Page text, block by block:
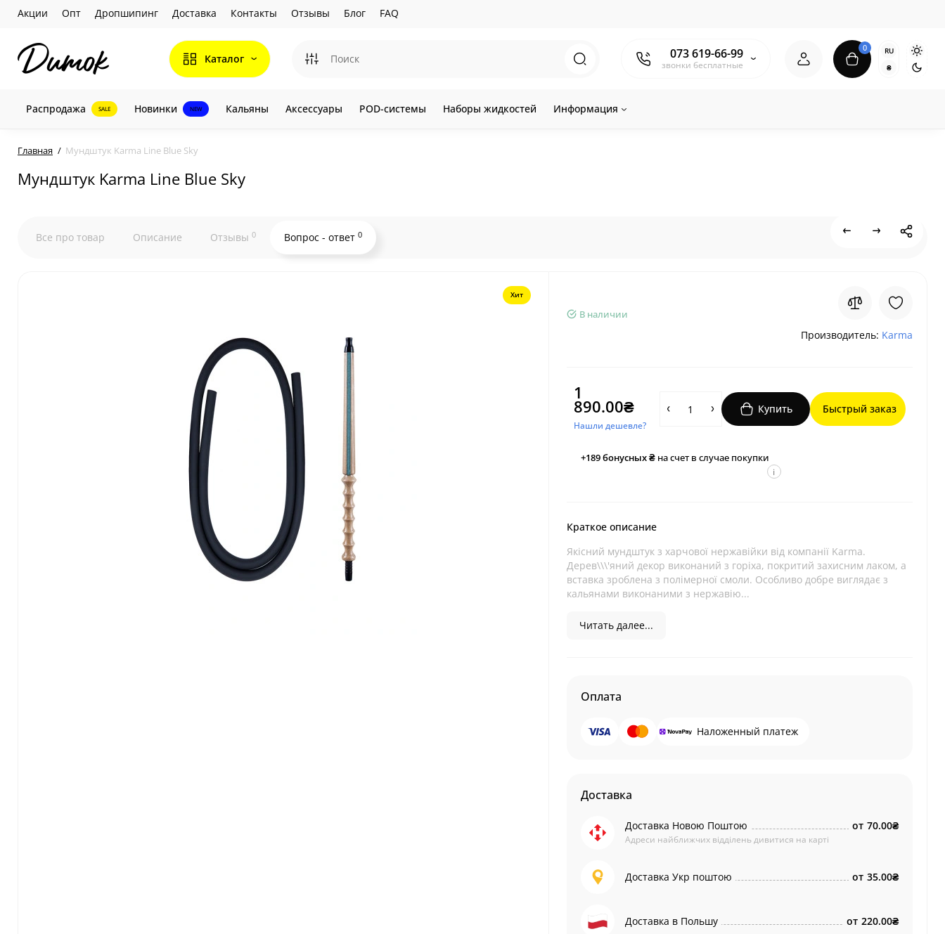
Акции Опт Дропшипинг Доставка Контакты Отзывы Блог FAQ
Каталог 073 619-66-99
звонки бесплатные
0
RU
₴
Распродажа SALE Новинки NEW Кальяны Аксессуары POD-системы Наборы жидкостей Информация
Главная Мундштук Karma Line Blue Sky
Мундштук Karma Line Blue Sky
Все про товар Описание Отзывы 0 Вопрос - ответ 0
Хит
В наличии
Производитель: Karma
1
890.00₴
Нашли дешевле?
Купить Быстрый заказ
+189бонусных ₴на счет в случае покупки
i
Краткое описание
Якісний мундштук з харчової нержавійки від компанії Karma.
Дерев\\\'яний декор виконаний з горіха, покритий захисним лаком, а
вставка зроблена з полімерної смоли. Особливо добре виглядає з
кальянами виконаними з нержавію...
Читать далее...
Оплата
Наложенный платеж
Доставка
Доставка Новою Поштою
Адреси найближчих відділень дивитися на карті
от 70.00₴
Доставка Укр поштою от 35.00₴
Доставка в Польшу от 220.00₴